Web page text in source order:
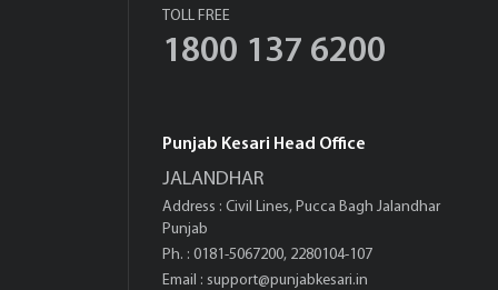
TOLL FREE
1800 137 6200
Punjab Kesari Head Office
JALANDHAR
Address : Civil Lines, Pucca Bagh Jalandhar
Punjab
Ph. : 0181-5067200, 2280104-107
Email : support@punjabkesari.in